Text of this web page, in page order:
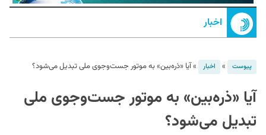
اخبار
پیوست » اخبار »آیا «ذره‌بین» به موتور جست‌وجوی ملی تبدیل می‌شود؟
آیا «ذره‌بین» به موتور جست‌وجوی ملی
تبدیل می‌شود؟